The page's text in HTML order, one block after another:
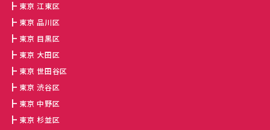
東京 江東区
東京 品川区
東京 目黒区
東京 大田区
東京 世田谷区
東京 渋谷区
東京 中野区
東京 杉並区